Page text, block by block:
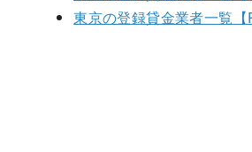
東京の登録貸金業者一覧【